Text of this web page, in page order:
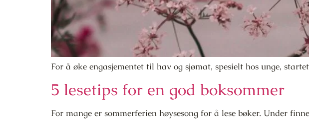
For å øke engasjementet til hav og sjømat, spesielt hos unge,
5 lesetips for en god boksommer
For mange er sommerferien høysesong for å lese bøker. Under